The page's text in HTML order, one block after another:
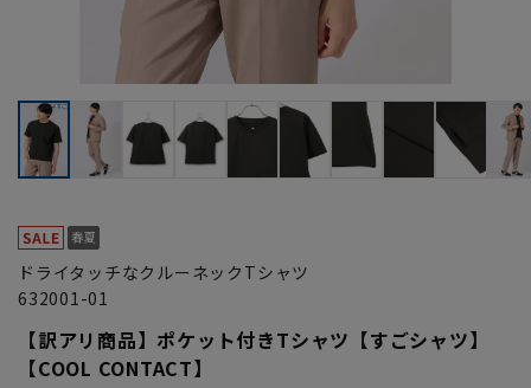
ドライタッチなクルーネックTシャツ
632001-01
【訳アリ商品】ポケット付きTシャツ【すごシャツ】
【COOL CONTACT】